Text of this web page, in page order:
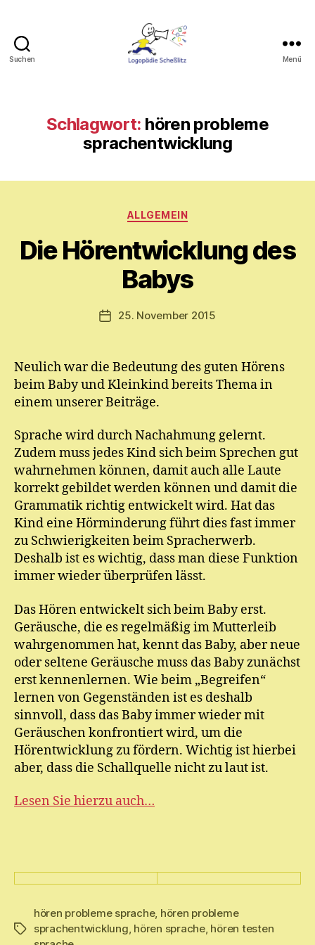
Suchen Menü
Schlagwort: hören probleme
sprachentwicklung
Kategorien
ALLGEMEIN
Die Hörentwicklung des
Babys
Beitragsautor
V
n
M
y
ri
m
ic
h
Veröffentlichungsdatum
25. November 2015
Neulich war die Bedeutung des guten Hörens
beim Baby und Kleinkind bereits Thema in
einem unserer Beiträge.
Sprache wird durch Nachahmung gelernt.
Zudem muss jedes Kind sich beim Sprechen gut
wahrnehmen können, damit auch alle Laute
korrekt gebildet werden können und damit die
Grammatik richtig entwickelt wird. Hat das
Kind eine Hörminderung führt dies fast immer
zu Schwierigkeiten beim Spracherwerb.
Deshalb ist es wichtig, dass man diese Funktion
immer wieder überprüfen lässt.
Das Hören entwickelt sich beim Baby erst.
Geräusche, die es regelmäßig im Mutterleib
wahrgenommen hat, kennt das Baby, aber neue
oder seltene Geräusche muss das Baby zunächst
erst kennenlernen. Wie beim „Begreifen“
lernen von Gegenständen ist es deshalb
sinnvoll, dass das Baby immer wieder mit
Geräuschen konfrontiert wird, um die
Hörentwicklung zu fördern. Wichtig ist hierbei
aber, dass die Schallquelle nicht zu laut ist.
Lesen Sie hierzu auch…
Schlagwörter
hören probleme sprache, hören probleme
sprachentwicklung hören sprache, hören testen